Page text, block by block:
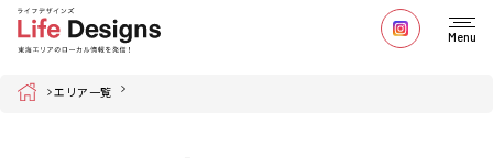
Menu
Home エリア一覧